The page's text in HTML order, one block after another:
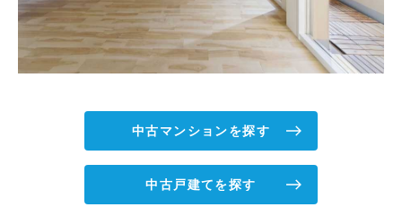
中古マンションを探す
中古戸建てを探す